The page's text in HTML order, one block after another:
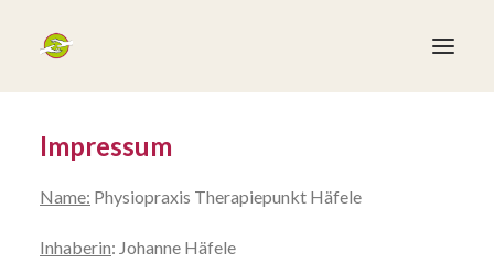
Startseite
Therapieangebote
Impressum
Name: Physiopraxis Therapiepunkt Häfele
Inhaberin: Johanne Häfele